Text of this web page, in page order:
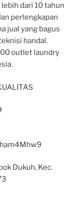
dari 10 tahun
perlengkapan
jual yang bagus
handal.
outlet laundry
Dukuh, Kec.